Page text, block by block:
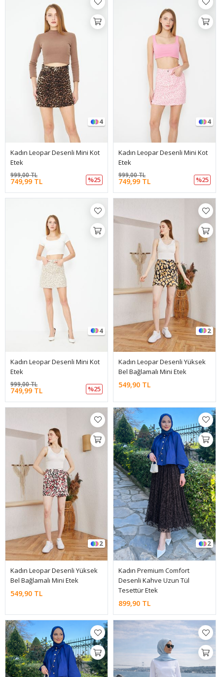
4
Kadın Leopar Desenli Mini Kot
Etek
749,99 TL
999,00 TL
%25
4
Kadın Leopar Desenli Mini Kot
Etek
749,99 TL
999,00 TL
%25
4
Kadın Leopar Desenli Mini Kot
Etek
749,99 TL
999,00 TL
%25
2
Kadın Leopar Desenli Yüksek
Bel Bağlamalı Mini Etek
549,90 TL
2
Kadın Leopar Desenli Yüksek
Bel Bağlamalı Mini Etek
549,90 TL
2
Kadın Premium Comfort
Desenli Kahve Uzun Tül
Tesettür Etek
899,90 TL